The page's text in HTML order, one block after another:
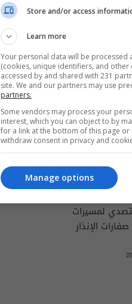
البحرين
صاروخية
وأربيل
لمسيرات
الإنذار
Store and/or access
Learn more
Your personal data will be
(cookies, unique identifiers, and
accessed by and shared with 231
site. We and our partners may use
partners.
Some vendors may process your
interest, which you can object to by
for a link at the bottom of this page
withdraw consent in privacy and
Manage options